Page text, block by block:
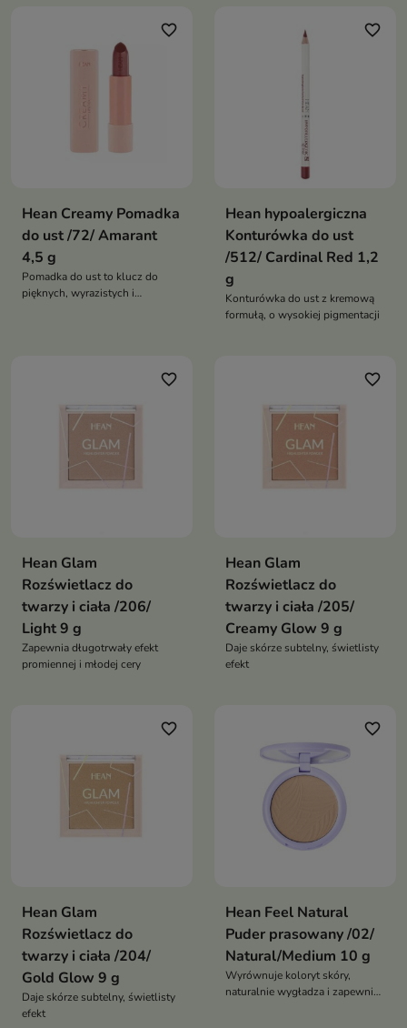
favorite_border
Hean Creamy Pomadka
do ust /72/ Amarant
4,5 g
Pomadka do ust to klucz do
pięknych, wyrazistych i
favorite_border
Hean hypoalergiczna
Konturówka do ust
/512/ Cardinal Red 1,2
g
Konturówka do ust z kremową
formułą, o wysokiej pigmentacji
favorite_border
Hean Glam
Rozświetlacz do
twarzy i ciała /206/
Light 9 g
Zapewnia długotrwały efekt
promiennej i młodej cery
favorite_border
Hean Glam
Rozświetlacz do
twarzy i ciała /205/
Creamy Glow 9 g
Daje skórze subtelny, świetlisty
efekt
favorite_border
Hean Glam
Rozświetlacz do
twarzy i ciała /204/
Gold Glow 9 g
Daje skórze subtelny, świetlisty
efekt
favorite_border
Hean Feel Natural
Puder prasowany /02/
Natural/Medium 10 g
Wyrównuje koloryt skóry,
naturalnie wygładza i zapewnia